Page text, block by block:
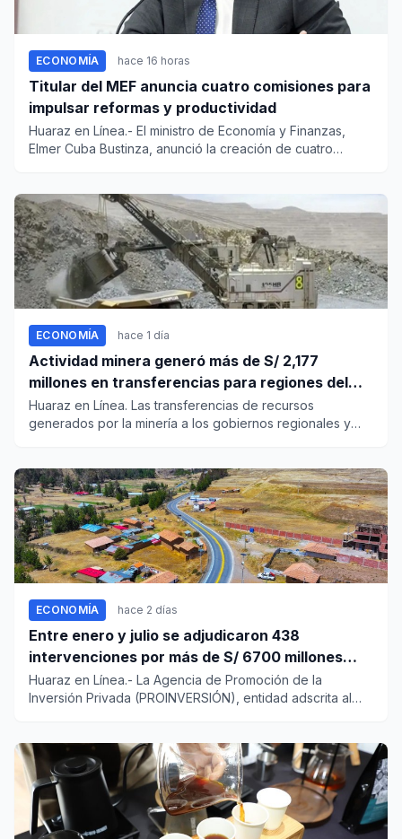
ECONOMÍA hace 16 horas
Titular del MEF anuncia cuatro comisiones para
impulsar reformas y productividad
Huaraz en Línea.- El ministro de Economía y Finanzas,
Elmer Cuba Bustinza, anunció la creación de cuatro
ECONOMÍA hace 1 día
Actividad minera generó más de S/ 2,177
millones en transferencias para regiones del
sur
Huaraz en Línea. Las transferencias de recursos
generados por la minería a los gobiernos regionales y
ECONOMÍA hace 2 días
Entre enero y julio se adjudicaron 438
intervenciones por más de S/ 6700 millones
mediante OxI
Huaraz en Línea.- La Agencia de Promoción de la
Inversión Privada (PROINVERSIÓN), entidad adscrita al